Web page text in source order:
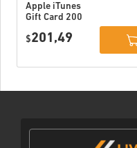
Apple iTunes
Gift Card 200
$201,49